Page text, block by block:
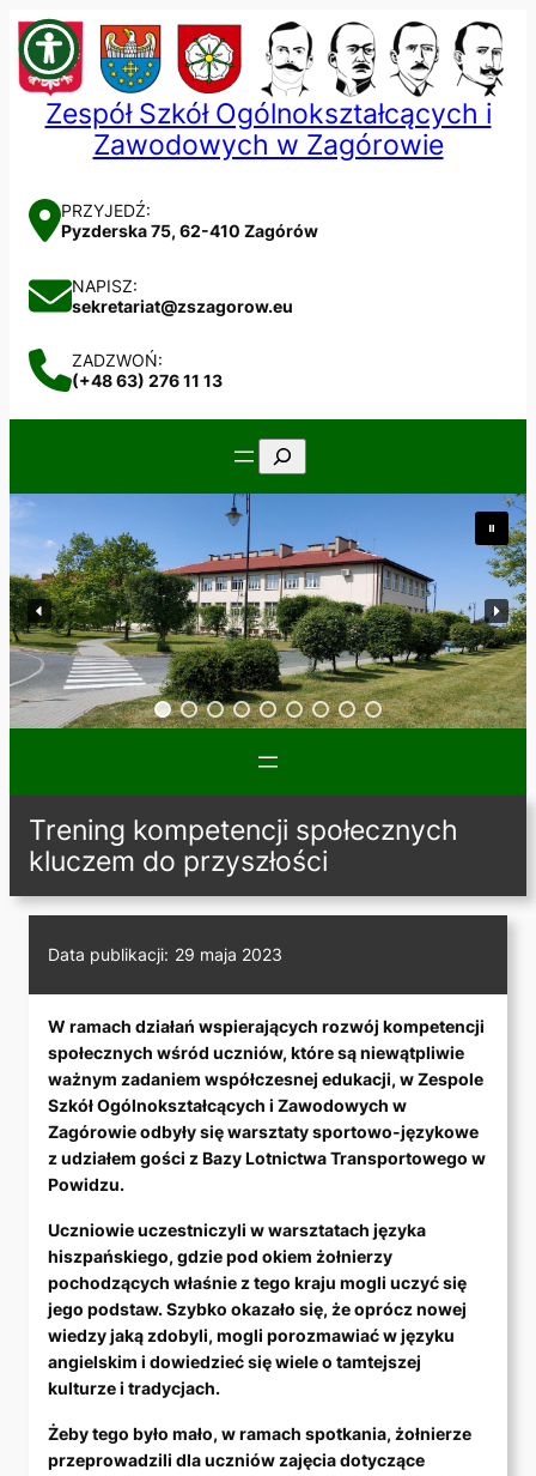
Przejdź
do
treści
Zespół Szkół Ogólnokształcących i
Zawodowych w Zagórowie
PRZYJEDŹ:
Pyzderska 75, 62-410 Zagórów
NAPISZ:
sekretariat@zszagorow.eu
ZADZWOŃ:
(+48 63) 276 11 13
Szukaj
Trening kompetencji społecznych
kluczem do przyszłości
Data publikacji: 29 maja 2023
W ramach działań wspierających rozwój kompetencji
społecznych wśród uczniów, które są niewątpliwie
ważnym zadaniem współczesnej edukacji, w Zespole
Szkół Ogólnokształcących i Zawodowych w
Zagórowie odbyły się warsztaty sportowo-językowe
z udziałem gości z Bazy Lotnictwa Transportowego w
Powidzu.
Uczniowie uczestniczyli w warsztatach języka
hiszpańskiego, gdzie pod okiem żołnierzy
pochodzących właśnie z tego kraju mogli uczyć się
jego podstaw. Szybko okazało się, że oprócz nowej
wiedzy jaką zdobyli, mogli porozmawiać w języku
angielskim i dowiedzieć się wiele o tamtejszej
kulturze i tradycjach.
Żeby tego było mało, w ramach spotkania, żołnierze
przeprowadzili dla uczniów zajęcia dotyczące